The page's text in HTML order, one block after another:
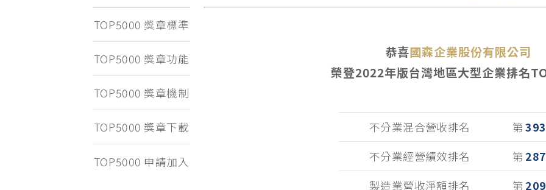
TOP5000 獎章標準
TOP5000 獎章功能
TOP5000 獎章機制
TOP5000 獎章下載
TOP5000 申請加入
恭喜國森企業股份有限公司
榮登2022年版台灣地區大型企業排名
不分業混合營收排名 第
不分業經營績效排名
第
製造業營收淨額排名
第